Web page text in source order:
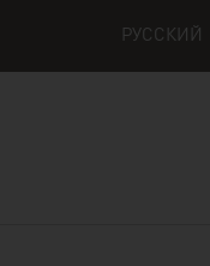
РУССКИЙ